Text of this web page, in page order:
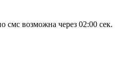
смс возможна через 02:00 сек.